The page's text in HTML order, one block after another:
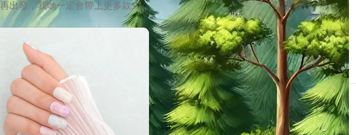
出發，我哋一定會帶上更多款式，
最近的貼文
婚禮宴會
24/06/2024 1 Comment
相聚時刻
05/05/2024
1 Comment